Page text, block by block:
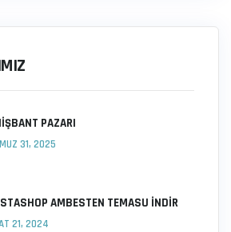
PAZARI
31, 2025
AMBESTEN TEMASU İNDIR
21, 2024